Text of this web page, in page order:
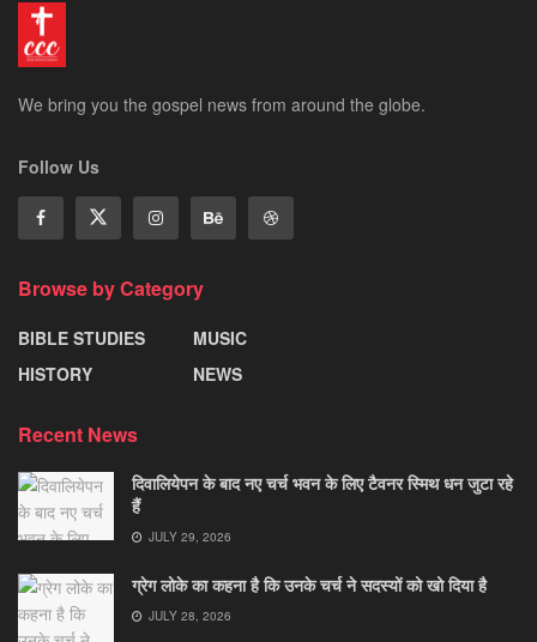
We bring you the gospel news from around the globe.
Follow Us
Browse by Category
BIBLE STUDIES
HISTORY
MUSIC
NEWS
Recent News
दिवालियेपन के बाद नए चर्च भवन के लिए टैवनर स्मिथ धन जुटा रहे
हैं
JULY 29, 2026
ग्रेग लोके का कहना है कि उनके चर्च ने सदस्यों को खो दिया है
JULY 28, 2026